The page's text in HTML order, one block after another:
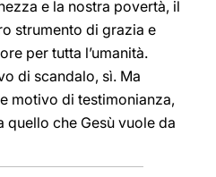
e la nostra povertà, il
strumento di grazia e
per tutta l’umanità.
di scandalo, sì. Ma
motivo di testimonianza,
che Gesù vuole da